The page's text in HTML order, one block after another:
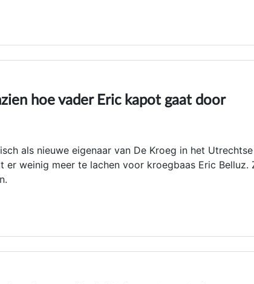
hoe vader Eric kapot gaat door
als nieuwe eigenaar van De Kroeg in het Utrechtse
weinig meer te lachen voor kroegbaas Eric Belluz.